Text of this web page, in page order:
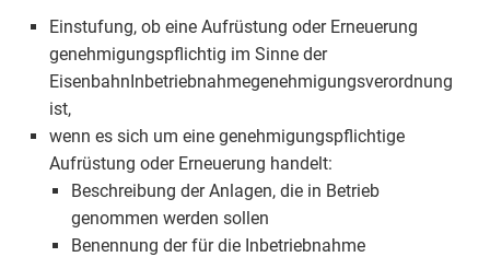
Einstufung, ob eine Aufrüstung oder Erneuerung
genehmigungspflichtig im Sinne der
EisenbahnInbetriebnahmegenehmigungsverordnung
ist,
wenn es sich um eine genehmigungspflichtige
Aufrüstung oder Erneuerung handelt:
Beschreibung der Anlagen, die in Betrieb
genommen werden sollen
Benennung der für die Inbetriebnahme